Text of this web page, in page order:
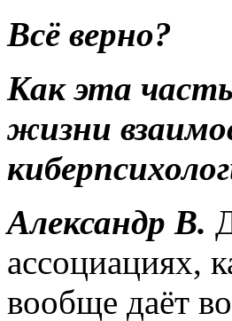
Всё верно?
Как эта
жизни
Александр В.
ассоциациях,
вообще даёт